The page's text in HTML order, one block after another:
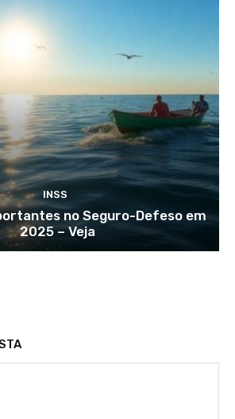
INSS
no Seguro-Defeso em
2025 – Veja